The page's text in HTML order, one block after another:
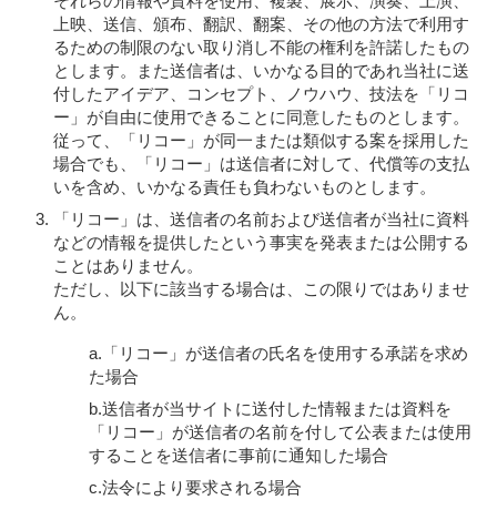
上映、送信、頒布、翻訳、翻案、その他の方法で利用す
るための制限のない取り消し不能の権利を許諾したもの
とします。また送信者は、いかなる目的であれ当社に送
付したアイデア、コンセプト、ノウハウ、技法を「リコ
ー」が自由に使用できることに同意したものとします。
従って、「リコー」が同一または類似する案を採用した
場合でも、「リコー」は送信者に対して、代償等の支払
いを含め、いかなる責任も負わないものとします。
「リコー」は、送信者の名前および送信者が当社に資料
などの情報を提供したという事実を発表または公開する
ことはありません。
ただし、以下に該当する場合は、この限りではありませ
ん。
a.「リコー」が送信者の氏名を使用する承諾を求め
た場合
b.送信者が当サイトに送付した情報または資料を
「リコー」が送信者の名前を付して公表または使用
することを送信者に事前に通知した場合
c.法令により要求される場合